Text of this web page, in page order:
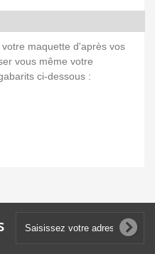
maquette d'après vos
vous même votre
ci-dessous :